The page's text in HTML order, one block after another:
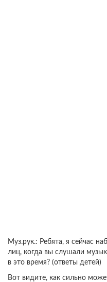
Муз.рук.: Ребята, я сейчас
лиц, когда вы слушали
в это время? (ответы детей)
Вот видите, как сильно